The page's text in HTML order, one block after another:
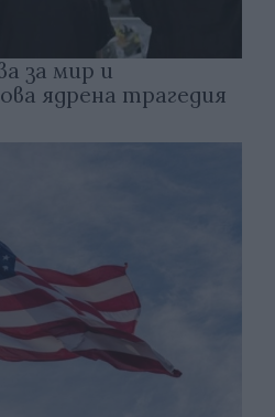
за мир и
ядрена трагедия